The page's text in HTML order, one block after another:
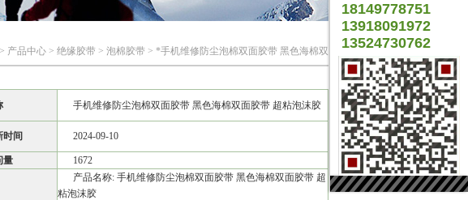
> 产品中心 > 绝缘胶带 > 泡棉胶带 > *手机维修防尘泡棉双面胶带 黑色海棉双
手机维修防尘泡棉双面胶带 黑色海棉双面胶带 超粘泡沫胶
时间 2024-09-10
量 1672
产品名称: 手机维修防尘泡棉双面胶带 黑色海棉双面胶带 超
粘泡沫胶
18149778751
13918091972
13524730762